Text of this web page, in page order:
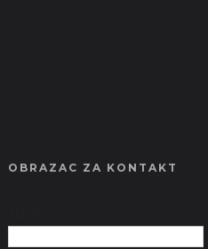
OBRAZAC ZA KONTAKT